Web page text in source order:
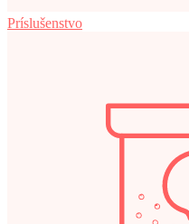
Príslušenstvo